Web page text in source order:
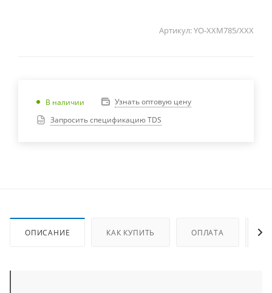
Артикул:YO-XXM785/XXX
В наличии
Узнать оптовую цену
Запросить спецификацию TDS
ОПИСАНИЕ КАК КУПИТЬ ОПЛАТА